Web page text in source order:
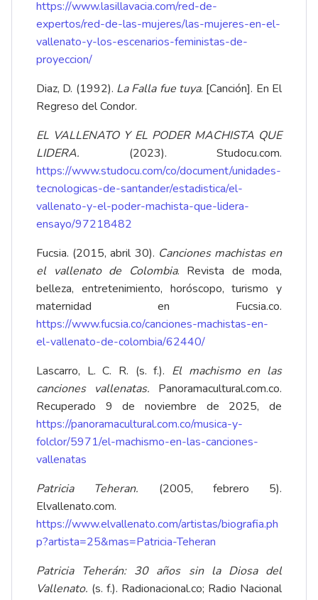
https://www.lasillavacia.com/red-de-
expertos/red-de-las-mujeres/las-mujeres-en-el-
vallenato-y-los-escenarios-feministas-de-
proyeccion/
Diaz, D. (1992). La Falla fue tuya. [Canción]. En El
Regreso del Condor.
EL VALLENATO Y EL PODER MACHISTA QUE
LIDERA. (2023). Studocu.com.
https://www.studocu.com/co/document/unidades-
tecnologicas-de-santander/estadistica/el-
vallenato-y-el-poder-machista-que-lidera-
ensayo/97218482
Fucsia. (2015, abril 30). Canciones machistas en
el vallenato de Colombia. Revista de moda,
belleza, entretenimiento, horóscopo, turismo y
maternidad en Fucsia.co.
https://www.fucsia.co/canciones-machistas-en-
el-vallenato-de-colombia/62440/
Lascarro, L. C. R. (s. f.). El machismo en las
canciones vallenatas. Panoramacultural.com.co.
Recuperado 9 de noviembre de 2025, de
https://panoramacultural.com.co/musica-y-
folclor/5971/el-machismo-en-las-canciones-
vallenatas
Patricia Teheran. (2005, febrero 5).
Elvallenato.com.
https://www.elvallenato.com/artistas/biografia.ph
p?artista=25&mas=Patricia-Teheran
Patricia Teherán: 30 años sin la Diosa del
Vallenato. (s. f.). Radionacional.co; Radio Nacional